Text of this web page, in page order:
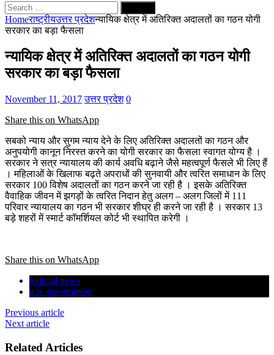
Search
for:
Homeराष्ट्रीयउत्तर प्रदेशन्यायिक क्षेत्र में अतिरिक्त अदालतों का गठन योगी
सरकार का बड़ा फैसला
न्यायिक क्षेत्र में अतिरिक्त अदालतों का गठन योगी
सरकार का बड़ा फैसला
November 11, 2017 उत्तर प्रदेश 0
Share this on WhatsApp
सबको न्याय और सुगम न्याय देने के लिए अतिरिक्त अदालतों का गठन और
अनुपयोगी कानून निरस्त करने का योगी सरकार का फैसला स्वागत योग्य है ।
सरकार ने सत्र न्यायालय की कार्य अवधि बढ़ाने जैसे महत्वपूर्ण फैसले भी लिए हैं
। महिलाओं के खिलाफ बढ़ते अपराधों की सुनवायी और त्वरित समाधान के लिए
सरकार 100 विशेष अदालतों का गठन करने जा रही है । इसके अतिरिक्त
वैवाहिक जीवन में झगड़ों के त्वरित निदान हेतु अलग – अलग जिलों में 111
परिवार न्यायालय का गठन भी सरकार शीघ्र ही करने जा रही है । सरकार 13
बड़े शहरों में स्मार्ट कॉमर्शियल कोर्ट भी स्थापित करेगी ।
Share this on WhatsApp
judicial news
u.p. government
Previous article
Next article
Related Articles